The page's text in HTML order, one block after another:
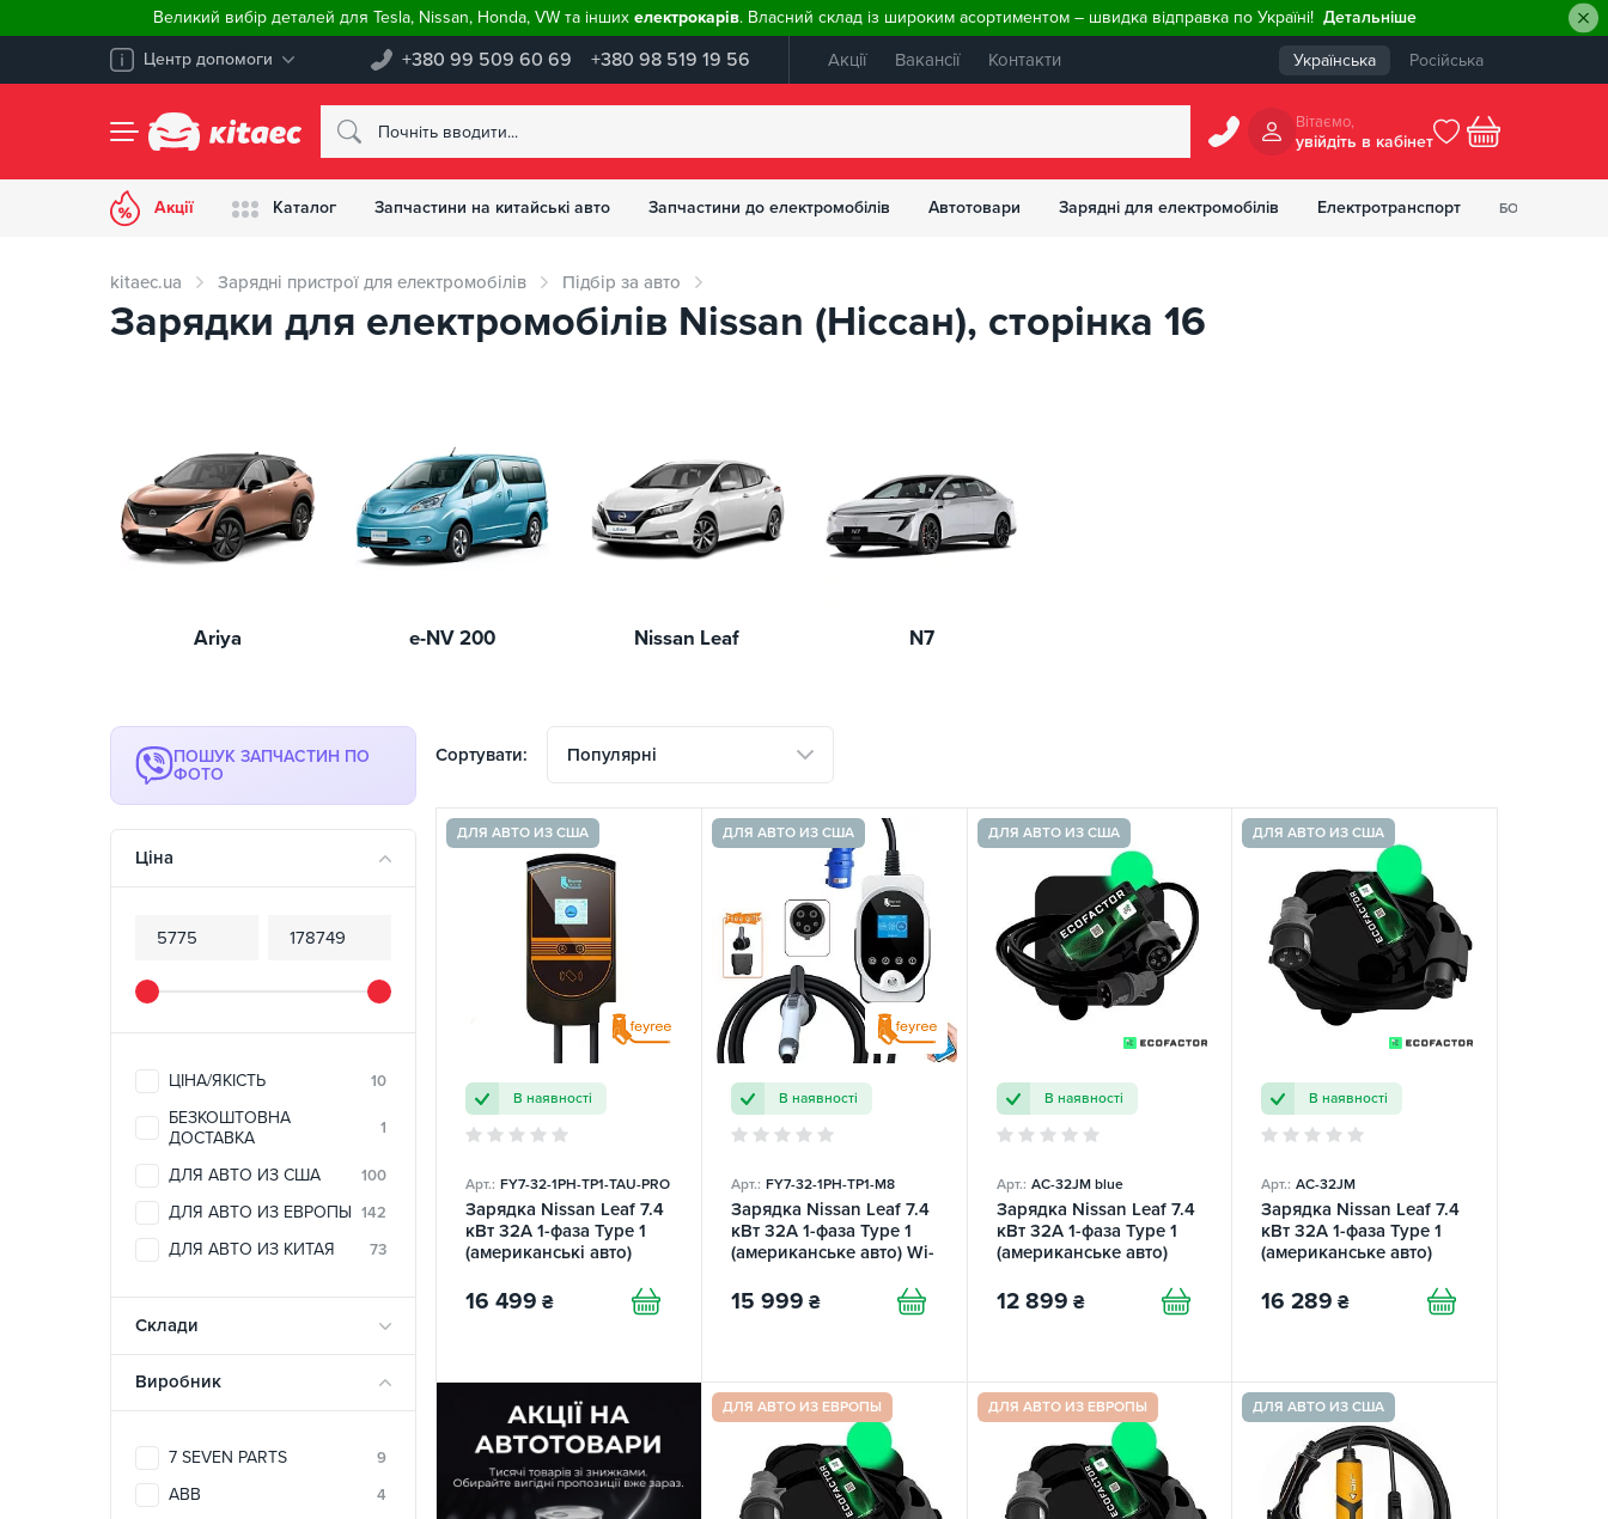
Великий вибір деталей для Tesla, Nissan, Honda, VW та інших електрокарів. Власний склад із широким асортиментом – швидка відправка по Україні! Детальніше
Центр допомоги +380 99 509 60 69 +380 98 519 19 56 Акції Вакансії Контакти Українська Російська
Вiтаємо,
увiйдiть в кабiнет
БОНУСІВ
Акції Каталог Запчастини на китайські авто Запчастини до електромобілів Автотовари Зарядні для електромобілів Електротранспорт
kitaec.ua Зарядні пристрої для електромобілів Підбір за авто
Зарядки для електромобілів Nissan (Ніссан), сторінка 16
Ariya e-NV 200 Nissan Leaf N7
ПОШУК ЗАПЧАСТИН ПО
ФОТО
Ціна
ЦІНА/ЯКІСТЬ 10
БЕЗКОШТОВНА
ДОСТАВКА
1
ДЛЯ АВТО ИЗ США 100
ДЛЯ АВТО ИЗ ЕВРОПЫ 142
ДЛЯ АВТО ИЗ КИТАЯ 73
Склади
Виробник
7 SEVEN PARTS 9
ABB 4
Сортувати: Популярні
ДЛЯ АВТО ИЗ США
В наявності
Арт.: FY7-32-1PH-TP1-TAU-PRO
Зарядка Nissan Leaf 7.4
кВт 32А 1-фаза Type 1
(американські авто)
16 499 ₴
ДЛЯ АВТО ИЗ США
В наявності
Арт.: FY7-32-1PH-TP1-M8
Зарядка Nissan Leaf 7.4
кВт 32A 1-фаза Type 1
(американське авто) Wi-
15 999 ₴
ДЛЯ АВТО ИЗ США
В наявності
Арт.: AC-32JM blue
Зарядка Nissan Leaf 7.4
кВт 32А 1-фаза Type 1
(американське авто)
ECOFACTOR
12 899 ₴
ДЛЯ АВТО ИЗ США
В наявності
Арт.: AC-32JM
Зарядка Nissan Leaf 7.4
кВт 32А 1-фаза Type 1
(американське авто)
ECOFACTOR
16 289 ₴
ДЛЯ АВТО ИЗ ЕВРОПЫ ДЛЯ АВТО ИЗ ЕВРОПЫ ДЛЯ АВТО ИЗ США